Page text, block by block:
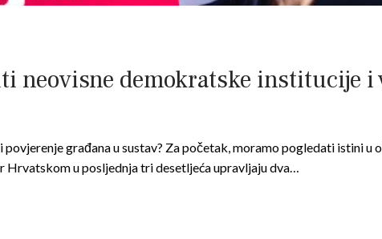
neovisne demokratske institucije
građana u sustav? Za početak, moramo pogledati istini u
Hrvatskom u posljednja tri desetljeća upravljaju dva…